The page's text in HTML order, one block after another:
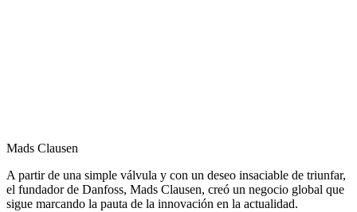
Mads Clausen
A partir de una simple válvula y con un deseo insaciable de triunfar,
el fundador de Danfoss, Mads Clausen, creó un negocio global que
sigue marcando la pauta de la innovación en la actualidad.